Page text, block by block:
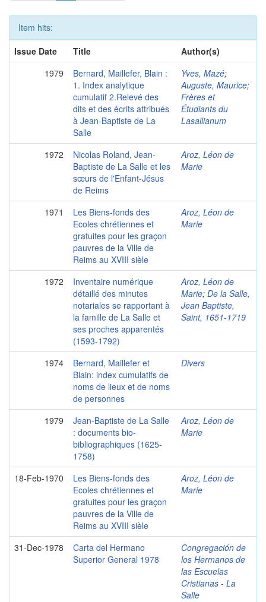
Item hits:
Issue Date
Title
Author(s)
1979
Bernard, Maillefer, Blain :
1. Index analytique
cumulatif 2.Relevé des
dits et des écrits attribués
à Jean-Baptiste de La
Salle
Yves, Mazé;
Auguste, Maurice;
Frères et
Étudiants du
Lasallianum
1972
Nicolas Roland, Jean-
Baptiste de La Salle et les
sœurs de l'Enfant-Jésus
de Reims
Aroz, Léon de
Marie
1971
Les Biens-fonds des
Ecoles chrétiennes et
gratuites pour les graçon
pauvres de la Ville de
Reims au XVIII sièle
Aroz, Léon de
Marie
1972
Inventaire numérique
détaillé des minutes
notariales se rapportant à
la famille de La Salle et
ses proches apparentés
(1593-1792)
Aroz, Léon de
Marie; De la Salle,
Jean Baptiste,
Saint, 1651-1719
1974
Bernard, Maillefer et
Blain: index cumulatifs de
noms de lieux et de noms
de personnes
Divers
1979
Jean-Baptiste de La Salle
: documents bio-
bibliographiques (1625-
1758)
Aroz, Léon de
Marie
18-Feb-1970
Les Biens-fonds des
Ecoles chrétiennes et
gratuites pour les graçon
pauvres de la Ville de
Reims au XVIII sièle
Aroz, Léon de
Marie
31-Dec-1978
Carta del Hermano
Superior General 1978
Congregación de
los Hermanos de
las Escuelas
Cristianas - La
Salle